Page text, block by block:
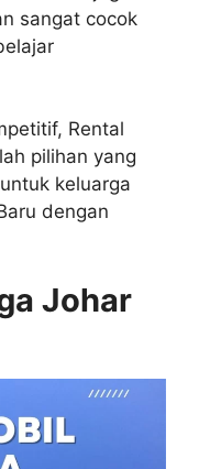
sangat cocok
Rental
pilihan yang
keluarga
dengan
Johar